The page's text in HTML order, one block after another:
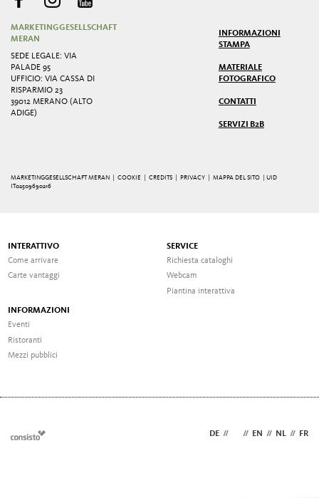
MARKETINGGESELLSCHAFT
MERAN
SEDE LEGALE: VIA
PALADE 95
UFFICIO: VIA CASSA DI
RISPARMIO 23
39012 MERANO (ALTO
ADIGE)
INFORMAZIONI
STAMPA
MATERIALE
FOTOGRAFICO
CONTATTI
SERVIZI B2B
MARKETINGGESELLSCHAFT MERAN | COOKIE |CREDITS PRIVACY |MAPPA DEL SITO
| UID
IT02509690216
INTERATTIVO
Come arrivare
Carte vantaggi
SERVICE
Richiesta cataloghi
Webcam
Piantina interattiva
INFORMAZIONI
Eventi
Ristoranti
Mezzi pubblici
DE // // EN // NL // FR